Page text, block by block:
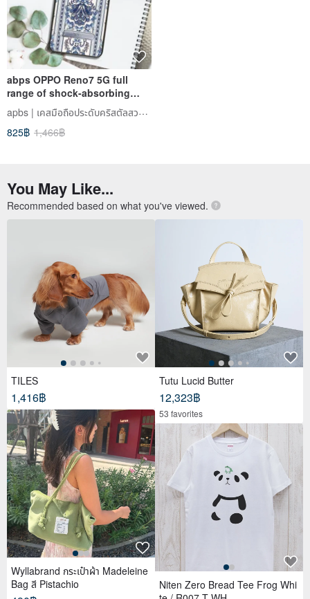
abps OPPO Reno7 5G full
range of shock-absorbing
stand phone case - baroque
blue
apbs | เคสมือถือประดับคริสตัลสวารอฟสกี้
825฿ 1,466฿
You May Like...
Recommended based on what you've viewed.
TILES
1,416฿
Wyllabrand กระเป๋าผ้า Madeleine
Bag สี Pistachio
Tutu Lucid Butter
12,323฿
53 favorites
Niten Zero Bread Tee Frog Whi